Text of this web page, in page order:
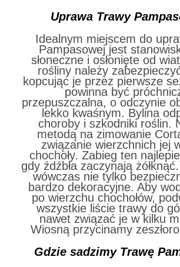
Uprawa Trawy
Idealnym miejscem do
Pampasowej jest
słoneczne i osłonięte od
rośliny należy
kopcując je przez pierwsze
powinna być
przepuszczalna, o odczynie
lekko kwaśnym. Bylina
choroby i szkodniki roślin.
metodą na zimowanie
związanie wierzchnich jej
chochoły. Zabieg ten
gdy źdźbła zaczynają
wówczas nie tylko
bardzo dekoracyjne. Aby
po wierzchu chochołów,
wszystkie liście trawy do
nawet związać je w kilku
Wiosną przycinamy
Gdzie sadzimy Trawę